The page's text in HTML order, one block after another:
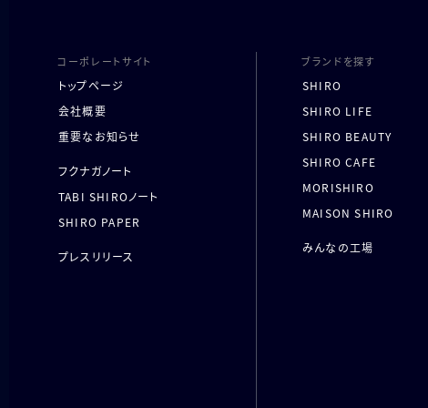
コーポレートサイト
トップページ
会社概要
重要なお知らせ
フクナガノート
TABI SHIROノート
SHIRO PAPER
プレスリリース
ブランドを探す
SHIRO
SHIRO LIFE
SHIRO BEAUTY
SHIRO CAFE
MORISHIRO
MAISON SHIRO
みんなの工場